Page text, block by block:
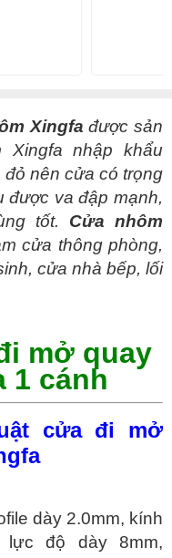
Xingfa được sản
Xingfa nhập khẩu
nên cửa có trọng
được va đập mạnh,
tốt. Cửa nhôm
cửa thông phòng,
cửa nhà bếp, lối
mở quay
1 cánh
cửa đi mở
dày 2.0mm, kính
lực độ dày 8mm,